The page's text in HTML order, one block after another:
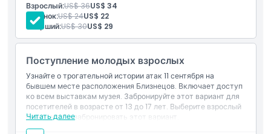
Вещи, которые нужно знать
Местоположение
Как добраться туда
Политика отмены
Включено
Вход в: Музей 11 сентября
Вход в: Мемориал (бесплатно)
Доступ к выставкам и фильмам
Взрослый:US$ 36US$ 34
Ребенок:US$ 24US$ 22
Старший:US$ 30US$ 29
Поступление молодых взрослых
Узнайте о трогательной истории атак 11 сентября на
бывшем месте расположения Близнецов. Включает доступ
ко всем выставкам музея. Забронируйте этот вариант для
посетителей в возрасте от 13 до 17 лет. Выберите взрослый
билет, чтобы забронировать этот вариант.
Читать далее